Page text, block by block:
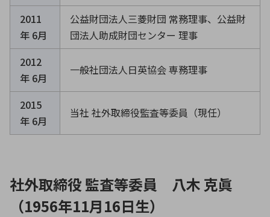
2011
年 6月
公益財団法人三菱財団 常務理事、公益財
団法人助成財団センター 理事
2012
年 6月
一般社団法人日英協会 専務理事
2015
年 6月
当社 社外取締役監査等委員（現任）
社外取締役 監査等委員 八木 克眞
（1956年11月16日生）